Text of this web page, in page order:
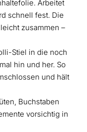
Arbeitet
schnell fest. Die
zusammen –
Stiel in die noch
hin und her. So
und hält
Buchstaben
vorsichtig in